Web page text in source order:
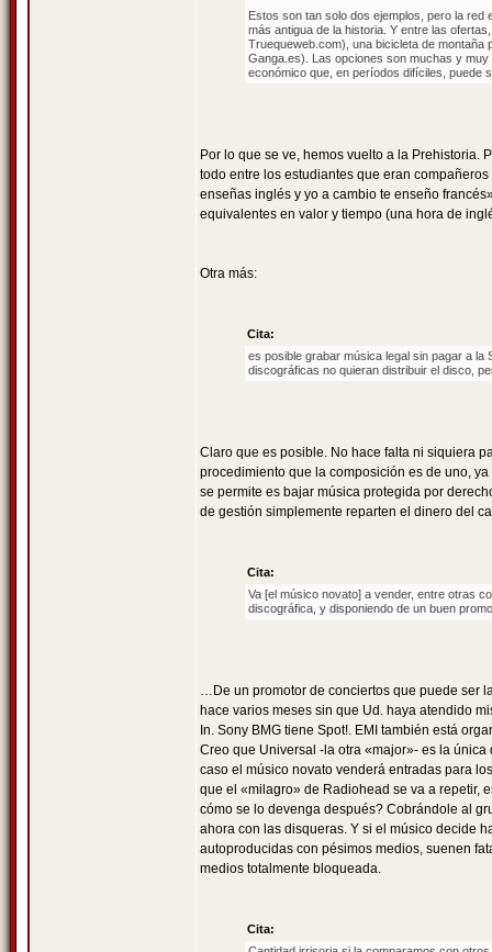
Estos son tan solo dos ejemplos, pero la
más antigua de la historia. Y entre las
Truequeweb.com), una bicicleta de montaña
Ganga.es). Las opciones son muchas y
económico que, en períodos difíciles, puede
Por lo que se ve, hemos vuelto a la Prehistoria.
todo entre los estudiantes que eran
enseñas inglés y yo a cambio te enseño
equivalentes en valor y tiempo (una hora de
Otra más:
Cita:
es posible grabar música legal sin pagar a
discográficas no quieran distribuir el disco,
Claro que es posible. No hace falta ni siquiera
procedimiento que la composición es de uno,
se permite es bajar música protegida por
de gestión simplemente reparten el dinero del
Cita:
Va [el músico novato] a vender, entre otras
discográfica, y disponiendo de un buen
…De un promotor de conciertos que puede ser
hace varios meses sin que Ud. haya atendido
In. Sony BMG tiene Spot!. EMI también está
Creo que Universal -la otra «major»- es la
caso el músico novato venderá entradas para
que el «milagro» de Radiohead se va a repetir,
cómo se lo devenga después? Cobrándole al
ahora con las disqueras. Y si el músico decide
autoproducidas con pésimos medios, suenen
medios totalmente bloqueada.
Cita: